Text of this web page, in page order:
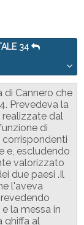
34
Cannero che
Prevedeva la
realizzate dal
di
e, escludendo
valorizzato
due paesi .Il
l'aveva
la messa in
ghiffa al